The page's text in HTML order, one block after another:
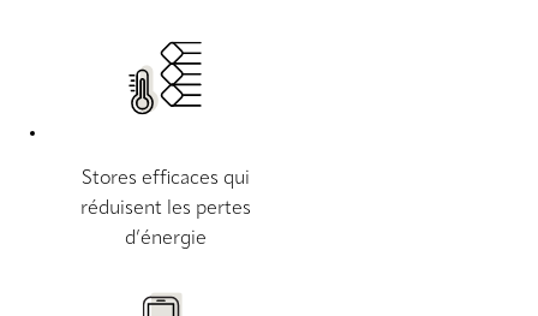
Stores efficaces qui
réduisent les pertes
d’énergie